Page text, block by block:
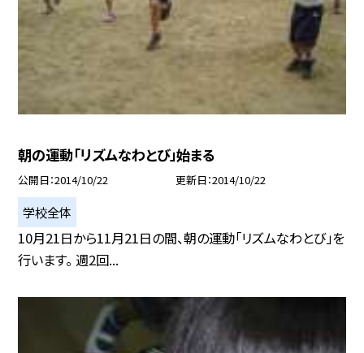
朝の運動「リズムなわとび」始まる
公開日 2014/10/22 更新日 2014/10/22
学校全体
10月21日から11月21日の間、朝の運動「リズムなわとび」を
行います。 週2回...